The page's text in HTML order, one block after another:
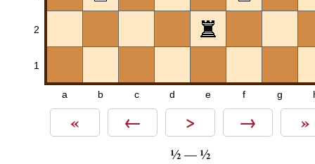
2
1
a b c d e f g
« ← > → »
½— ½